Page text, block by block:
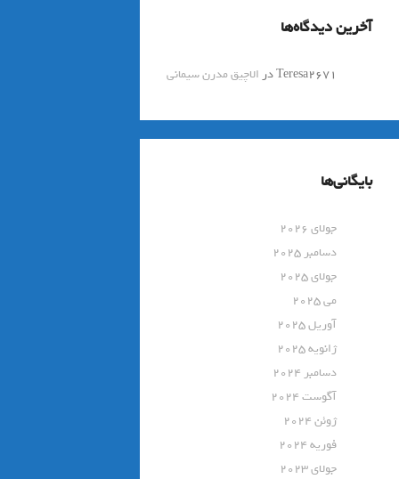
آخرین دیدگاه‌ها
Teresa2671در الاچیق مدرن سیمانی
بایگانی‌ها
جولای 2026
دسامبر 2025
جولای 2025
می 2025
آوریل 2025
ژانویه 2025
دسامبر 2024
آگوست 2024
ژوئن 2024
فوریه 2024
جولای 2023